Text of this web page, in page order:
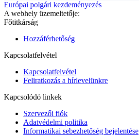
Európai polgári kezdeményezés
A webhely üzemeltetője:
Főtitkárság
Hozzáférhetőség
Kapcsolatfelvétel
Kapcsolatfelvétel
Feliratkozás a hírlevelünkre
Kapcsolódó linkek
Szervezői fiók
Adatvédelmi politika
Informatikai sebezhetőség bejelentése